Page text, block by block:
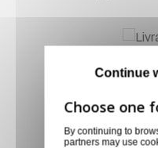
dans les
By continuing to
partners may use
Continue